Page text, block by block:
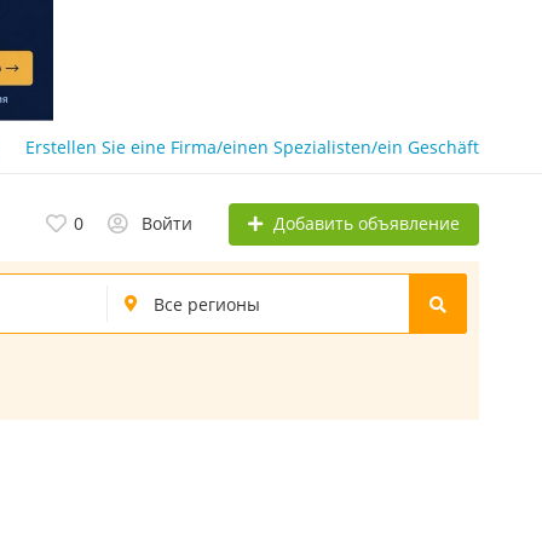
Erstellen Sie eine Firma/einen Spezialisten/ein Geschäft
0 Войти Добавить объявление